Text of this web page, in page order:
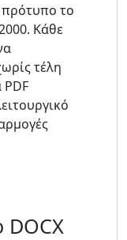
πρότυπο το
Κάθε
τέλη
PDF
DOCX